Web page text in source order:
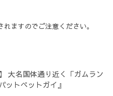
ますのでご注意ください。
大名国体通り近く「ガムラン
ットペットガイ』